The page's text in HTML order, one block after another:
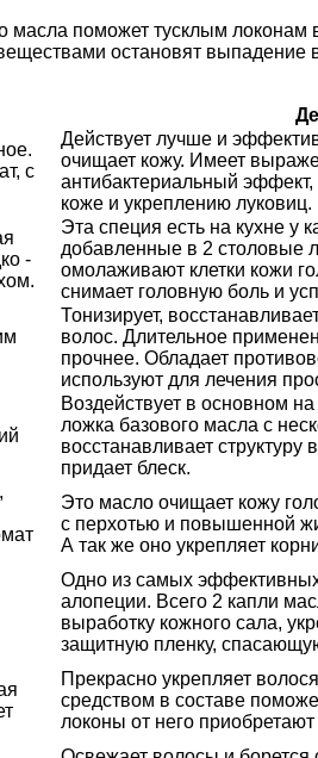
поможет тусклым локонам
остановят выпадение
с
Действует лучше и
очищает кожу. Имеет
антибактериальный
коже и укреплению луковиц.
-
Эта специя есть на кухне у
добавленные в 2 столовые
омолаживают клетки кожи
снимает головную боль и
Тонизирует,
волос. Длительное
прочнее. Обладает
используют для лечения
Воздействует в основном
ложка базового масла с
восстанавливает структуру
придает блеск.
Это масло очищает кожу
с перхотью и повышенной
А так же оно укрепляет
Одно из самых
алопеции. Всего 2 капли
выработку кожного сала,
защитную пленку,
Прекрасно укрепляет
средством в составе
локоны от него